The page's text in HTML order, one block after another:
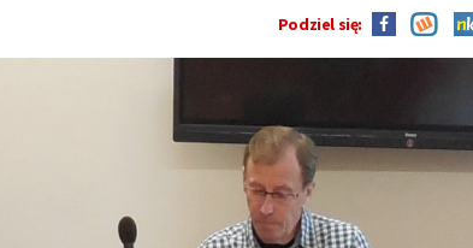
Podziel się: